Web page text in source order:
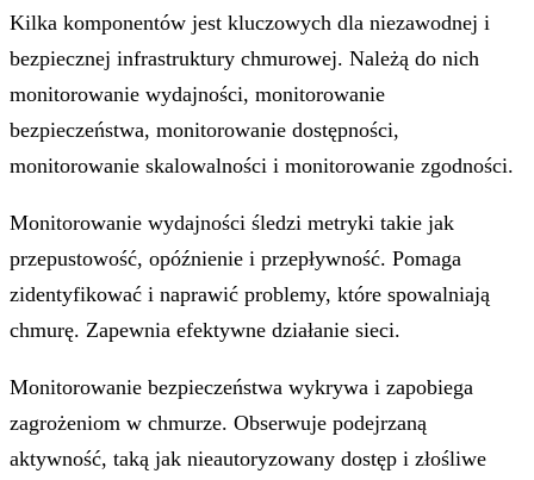
Kilka komponentów jest kluczowych dla niezawodnej i
bezpiecznej infrastruktury chmurowej. Należą do nich
monitorowanie wydajności, monitorowanie
bezpieczeństwa, monitorowanie dostępności,
monitorowanie skalowalności i monitorowanie zgodności.
Monitorowanie wydajności śledzi metryki takie jak
przepustowość, opóźnienie i przepływność. Pomaga
zidentyfikować i naprawić problemy, które spowalniają
chmurę. Zapewnia efektywne działanie sieci.
Monitorowanie bezpieczeństwa wykrywa i zapobiega
zagrożeniom w chmurze. Obserwuje podejrzaną
aktywność, taką jak nieautoryzowany dostęp i złośliwe